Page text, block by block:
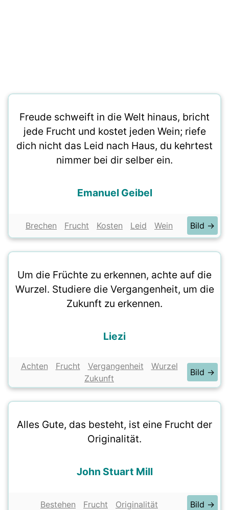
Freude schweift in die Welt hinaus, bricht
jede Frucht und kostet jeden Wein; riefe
dich nicht das Leid nach Haus, du kehrtest
nimmer bei dir selber ein.
Emanuel Geibel
Brechen Frucht Kosten Leid Wein Bild →
Um die Früchte zu erkennen, achte auf die
Wurzel. Studiere die Vergangenheit, um die
Zukunft zu erkennen.
Liezi
Achten Frucht Vergangenheit
Wurzel
Zukunft
Bild →
Alles Gute, das besteht, ist eine Frucht der
Originalität.
John Stuart Mill
Bestehen Frucht Originalität Bild →